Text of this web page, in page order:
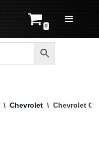
0
\ Chevrolet \ Chevrolet